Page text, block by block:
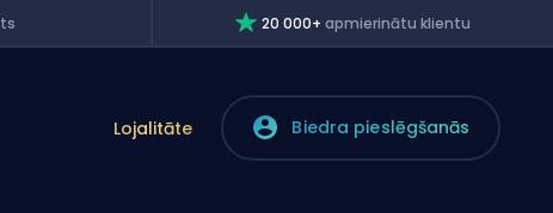
20 000+apmierinātu klientu
Lojalitāte Biedra pieslēgšanās